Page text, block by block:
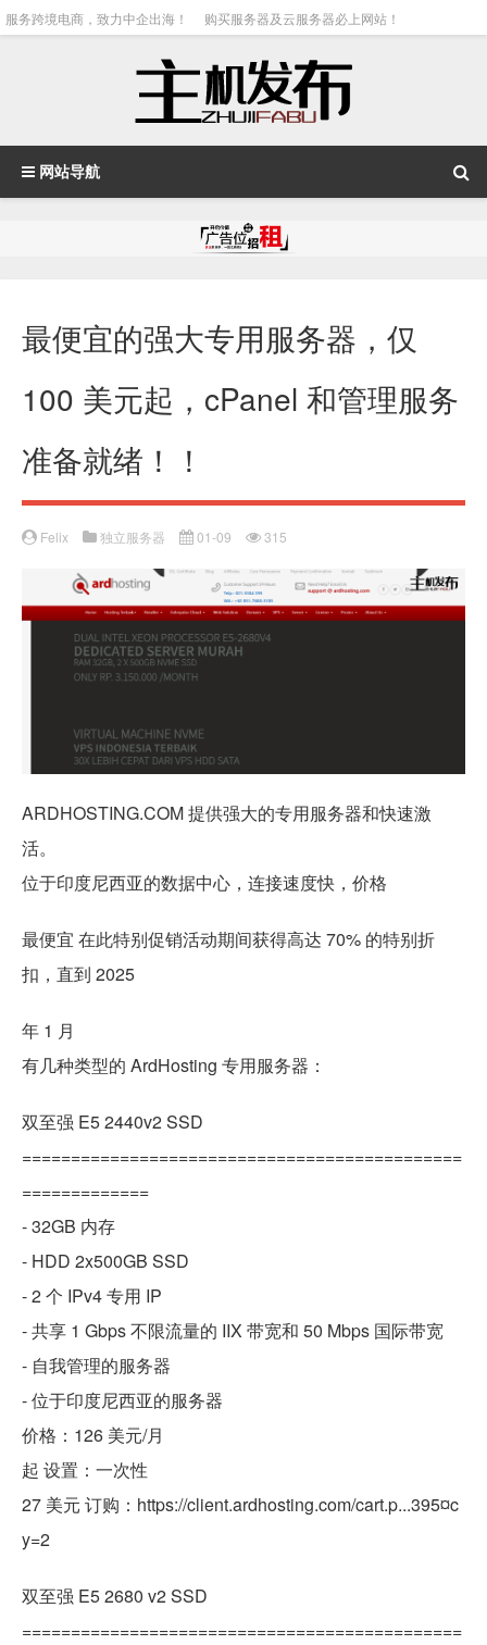
服务跨境电商，致力中企出海！ 购买服务器及云服务器必上网站！
网站导航
最便宜的强大专用服务器，仅
100 美元起，cPanel 和管理服务
准备就绪！！
Felix 独立服务器 01-09 315
ARDHOSTING.COM 提供强大的专用服务器和快速激
活。
位于印度尼西亚的数据中心，连接速度快，价格
最便宜 在此特别促销活动期间获得高达 70% 的特别折
扣，直到 2025
年 1 月
有几种类型的 ArdHosting 专用服务器：
双至强 E5 2440v2 SSD
=============================================
=============
- 32GB 内存
- HDD 2x500GB SSD
- 2 个 IPv4 专用 IP
- 共享 1 Gbps 不限流量的 IIX 带宽和 50 Mbps 国际带宽
- 自我管理的服务器
- 位于印度尼西亚的服务器
价格：126 美元/月
起 设置：一次性
27 美元 订购：https://client.ardhosting.com/cart.p...395¤c
y=2
双至强 E5 2680 v2 SSD
=============================================